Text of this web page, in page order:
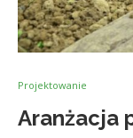
Projektowanie
Aranżacja